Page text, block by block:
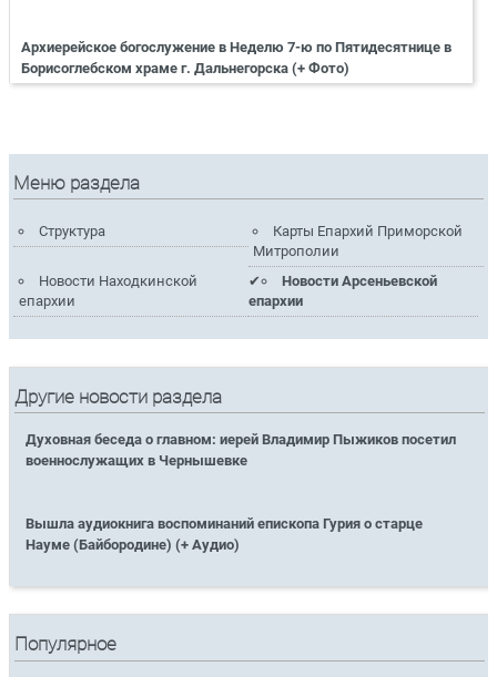
Архиерейское богослужение в Неделю 7-ю по Пятидесятнице в
Борисоглебском храме г. Дальнегорска (+ Фото)
Меню раздела
Структура
Карты Епархий Приморской
Митрополии
Новости Находкинской
епархии
Новости Арсеньевской
епархии
Другие новости раздела
Духовная беседа о главном: иерей Владимир Пыжиков посетил
военнослужащих в Чернышевке
Вышла аудиокнига воспоминаний епископа Гурия о старце
Науме (Байбородине) (+ Аудио)
Популярное